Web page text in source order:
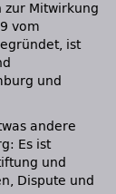
zur Mitwirkung
vom
ist
und
andere
Es ist
und
Dispute und